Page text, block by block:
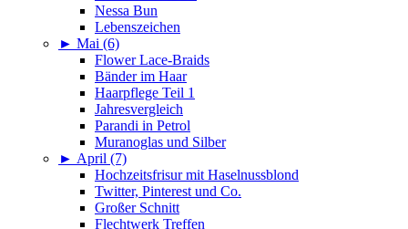
Nessa Bun
Lebenszeichen
► Mai (6)
Flower Lace-Braids
Bänder im Haar
Haarpflege Teil 1
Jahresvergleich
Parandi in Petrol
Muranoglas und Silber
► April (7)
Hochzeitsfrisur mit Haselnussblond
Twitter, Pinterest und Co.
Großer Schnitt
Flechtwerk Treffen